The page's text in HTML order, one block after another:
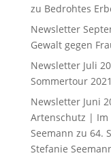
zu Bedrohtes
Newsletter
Gewalt gegen
Newsletter Juli
Sommertour
Newsletter Juni
Artenschutz | Im
Seemann zu 64.
Stefanie